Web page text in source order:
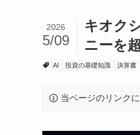
キオク
ニーを
2026
5/09
AI 投資の基礎知識 決算書
当ページのリンク